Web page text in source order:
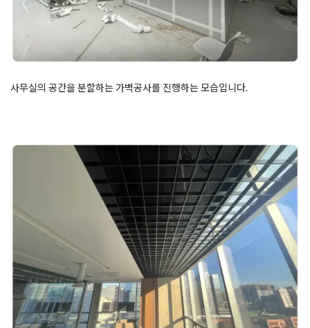
사무실의 공간을 분할하는 가벽공사를 진행하는 모습입니다.